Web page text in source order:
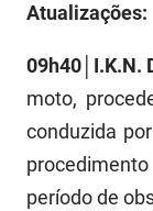
Projeto Cooperar
PROCASE
Polícia Militar
Atualizações:
09h40│I.K.N.
moto,
conduzida
período de